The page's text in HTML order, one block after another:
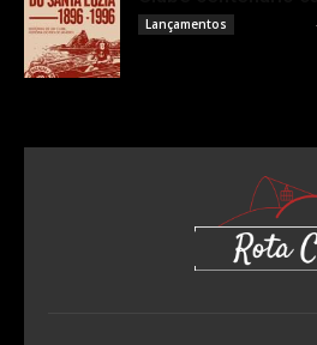
Lançamentos